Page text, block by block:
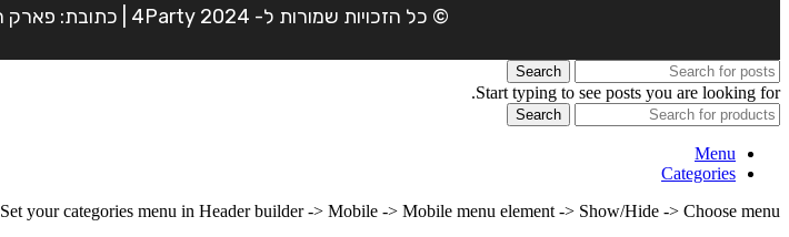
© כל הזכויות שמורות ל- 4Party 2024 | כתובת: פארק התעשיה משמרות| טלפון: 054-7225898
Search
Start typing to see posts you are looking for.
Search
Menu
Categories
Set your categories menu in Header builder -> Mobile -> Mobile menu element -> Show/Hide -> Choose menu